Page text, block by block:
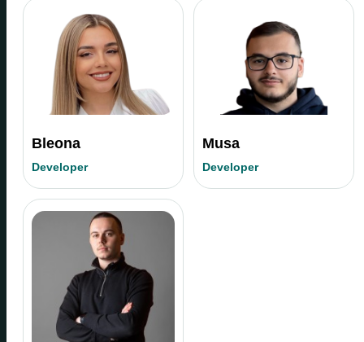
Bleona
Developer
Musa
Developer